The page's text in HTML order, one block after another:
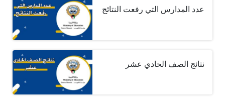
عدد المدارس التي رفعت النتائج
نتائج الصف الحادي عشر